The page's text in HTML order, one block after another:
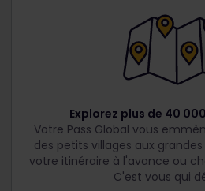
Explorez plus de 40
Votre Pass Global vous
des petits villages aux
votre itinéraire à l'avance ou
C'est vous qui